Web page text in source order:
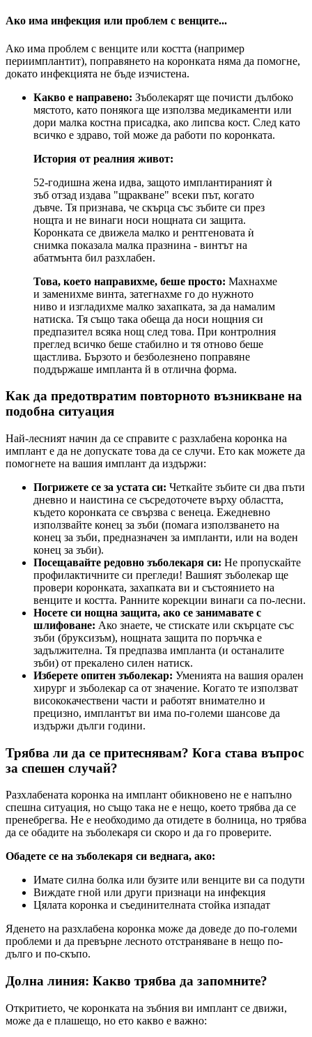
Ако има инфекция или проблем с венците...
Ако има проблем с венците или костта (например
периимплантит), поправянето на коронката няма да помогне,
докато инфекцията не бъде изчистена.
Какво е направено: Зъболекарят ще почисти дълбоко
мястото, като понякога ще използва медикаменти или
дори малка костна присадка, ако липсва кост. След като
всичко е здраво, той може да работи по коронката.
История от реалния живот:
52-годишна жена идва, защото имплантираният ѝ
зъб отзад издава "щракване" всеки път, когато
дъвче. Тя признава, че скърца със зъбите си през
нощта и не винаги носи нощната си защита.
Коронката се движела малко и рентгеновата ѝ
снимка показала малка празнина - винтът на
абатмънта бил разхлабен.
Това, което направихме, беше просто: Махнахме
и заменихме винта, затегнахме го до нужното
ниво и изгладихме малко захапката, за да намалим
натиска. Тя също така обеща да носи нощния си
предпазител всяка нощ след това. При контролния
преглед всичко беше стабилно и тя отново беше
щастлива. Бързото и безболезнено поправяне
поддържаше импланта й в отлична форма.
Как да предотвратим повторното възникване на
подобна ситуация
Най-лесният начин да се справите с разхлабена коронка на
имплант е да не допускате това да се случи. Ето как можете да
помогнете на вашия имплант да издържи:
Погрижете се за устата си: Четкайте зъбите си два пъти
дневно и наистина се съсредоточете върху областта,
където коронката се свързва с венеца. Ежедневно
използвайте конец за зъби (помага използването на
конец за зъби, предназначен за импланти, или на воден
конец за зъби).
Посещавайте редовно зъболекаря си: Не пропускайте
профилактичните си прегледи! Вашият зъболекар ще
провери коронката, захапката ви и състоянието на
венците и костта. Ранните корекции винаги са по-лесни.
Носете си нощна защита, ако се занимавате с
шлифоване: Ако знаете, че стискате или скърцате със
зъби (бруксизъм), нощната защита по поръчка е
задължителна. Тя предпазва импланта (и останалите
зъби) от прекалено силен натиск.
Изберете опитен зъболекар: Уменията на вашия орален
хирург и зъболекар са от значение. Когато те използват
висококачествени части и работят внимателно и
прецизно, имплантът ви има по-големи шансове да
издържи дълги години.
Трябва ли да се притеснявам? Кога става въпрос
за спешен случай?
Разхлабената коронка на имплант обикновено не е напълно
спешна ситуация, но също така не е нещо, което трябва да се
пренебрегва. Не е необходимо да отидете в болница, но трябва
да се обадите на зъболекаря си скоро и да го проверите.
Обадете се на зъболекаря си веднага, ако:
Имате силна болка или бузите или венците ви са подути
Виждате гной или други признаци на инфекция
Цялата коронка и съединителната стойка изпадат
Яденето на разхлабена коронка може да доведе до по-големи
проблеми и да превърне лесното отстраняване в нещо по-
дълго и по-скъпо.
Долна линия: Какво трябва да запомните?
Откритието, че коронката на зъбния ви имплант се движи,
може да е плашещо, но ето какво е важно: